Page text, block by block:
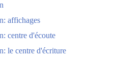
affichages
centre d'écoute
le centre d'écriture